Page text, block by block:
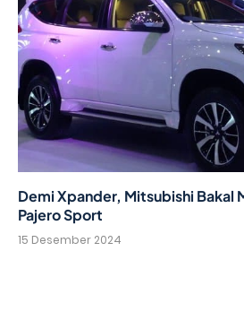
Demi Xpander, Mitsubishi Bakal
Pajero Sport
15 Desember 2024